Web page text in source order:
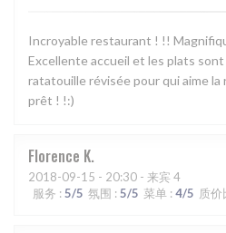
Incroyable restaurant ! !!
Excellente accueil et les plats
ratatouille révisée pour qui aime
prêt ! !:)
Florence K
2018-09-15 - 20:30 - 来宾 4
服务 : 5/5 氛围 : 5/5 菜单 : 4/5 质价